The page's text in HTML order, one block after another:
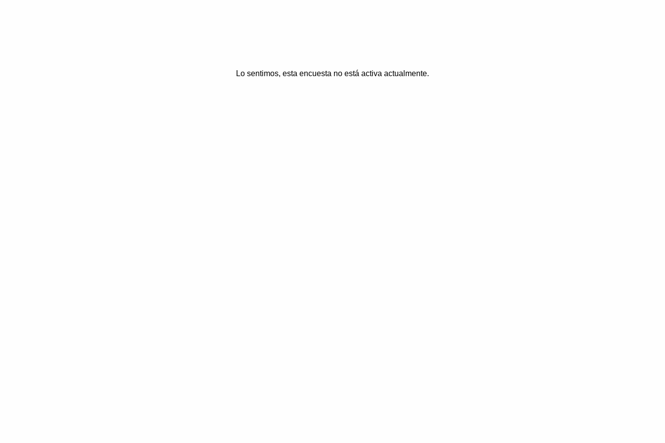
Lo sentimos, esta encuesta no está activa actualmente.